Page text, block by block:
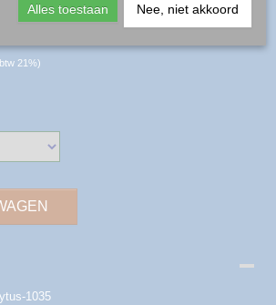
l - patroon 1035
21%)
1035
Alles toestaan Nee, niet akkoord